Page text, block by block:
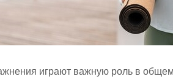
играют важную роль в